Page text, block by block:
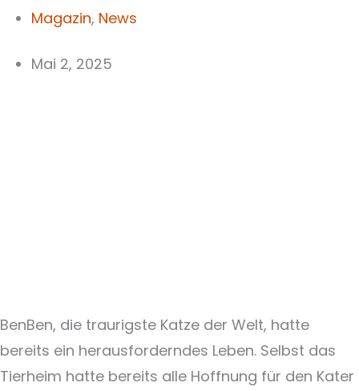
Magazin, News
Mai 2, 2025
BenBen, die traurigste Katze der Welt, hatte
bereits ein herausforderndes Leben. Selbst das
Tierheim hatte bereits alle Hoffnung für den Kater